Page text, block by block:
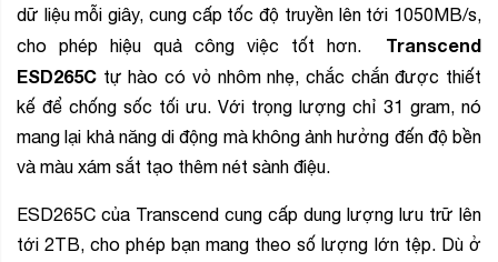
dữ liệu mỗi giây, cung cấp tốc độ truyền lên tới 1050MB/s,
cho phép hiệu quả công việc tốt hơn. Transcend
ESD265C tự hào có vỏ nhôm nhẹ, chắc chắn được thiết
kế để chống sốc tối ưu. Với trọng lượng chỉ 31 gram, nó
mang lại khả năng di động mà không ảnh hưởng đến độ bền
và màu xám sắt tạo thêm nét sành điệu.
ESD265C của Transcend cung cấp dung lượng lưu trữ lên
tới 2TB, cho phép bạn mang theo số lượng lớn tệp. Dù ở